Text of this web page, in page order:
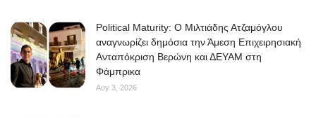
Political Maturity: Ο Μιλτιάδης Ατζαμόγλου
αναγνωρίζει δημόσια την Άμεση Επιχειρησιακή
Ανταπόκριση Βερώνη και ΔΕΥΑΜ στη
Φάμπρικα
Αυγ 3, 2026